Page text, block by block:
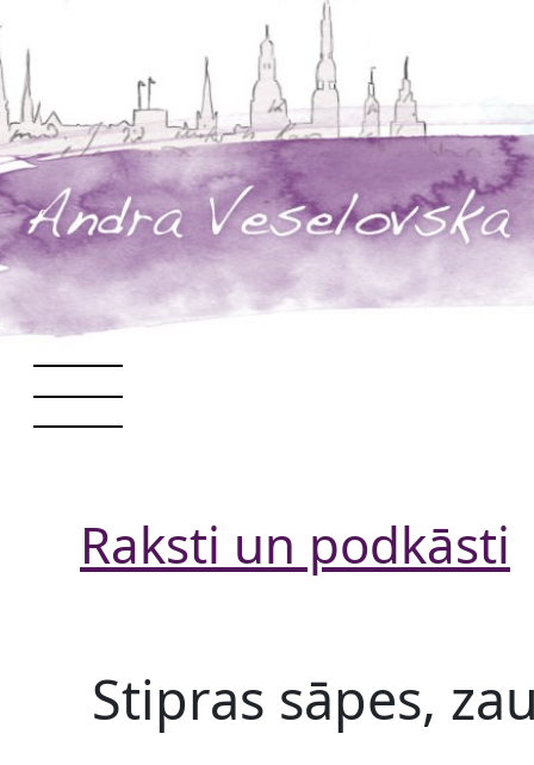
Raksti un podkāsti
Stipras sāpes,